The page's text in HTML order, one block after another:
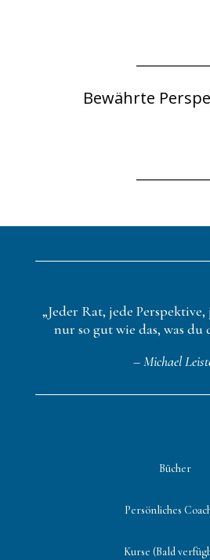
Bewährte
„Jeder Rat, jede
nur so gut wie das, was du
– Michael
Bücher
Persönliches
Kurse (Bald